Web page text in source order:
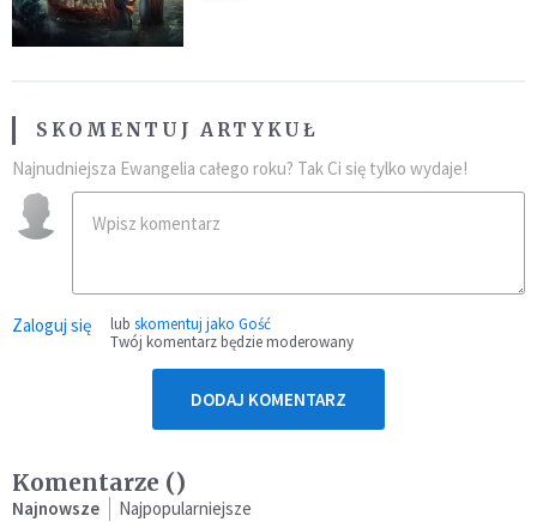
SKOMENTUJ ARTYKUŁ
Najnudniejsza Ewangelia całego roku? Tak Ci się tylko wydaje!
Zaloguj się lub skomentuj jako Gość
Twój komentarz będzie moderowany
DODAJ KOMENTARZ
Komentarze ()
Najnowsze Najpopularniejsze